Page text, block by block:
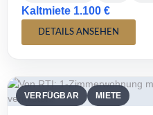
Kaltmiete 1.100 €
DETAILS ANSEHEN
VERFÜGBAR MIETE